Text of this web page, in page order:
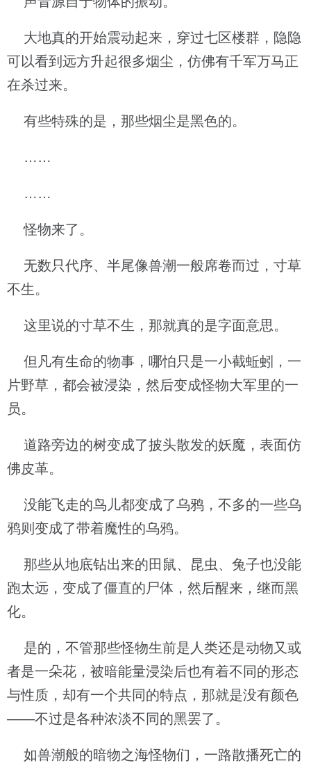
大地真的开始震动起来，穿过七区楼群，隐隐
可以看到远方升起很多烟尘，仿佛有千军万马正
在杀过来。
有些特殊的是，那些烟尘是黑色的。
……
……
怪物来了。
无数只代序、半尾像兽潮一般席卷而过，寸草
不生。
这里说的寸草不生，那就真的是字面意思。
但凡有生命的物事，哪怕只是一小截蚯蚓，一
片野草，都会被浸染，然后变成怪物大军里的一
员。
道路旁边的树变成了披头散发的妖魔，表面仿
佛皮革。
没能飞走的鸟儿都变成了乌鸦，不多的一些乌
鸦则变成了带着魔性的乌鸦。
那些从地底钻出来的田鼠、昆虫、兔子也没能
跑太远，变成了僵直的尸体，然后醒来，继而黑
化。
是的，不管那些怪物生前是人类还是动物又或
者是一朵花，被暗能量浸染后也有着不同的形态
与性质，却有一个共同的特点，那就是没有颜色
——不过是各种浓淡不同的黑罢了。
如兽潮般的暗物之海怪物们，一路散播死亡的